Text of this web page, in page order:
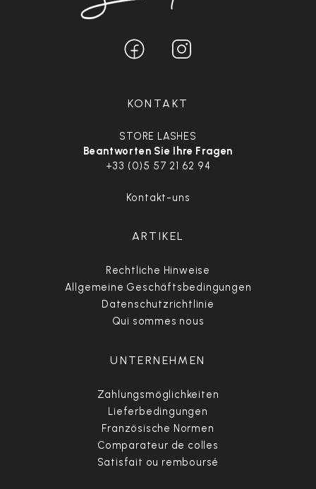
KONTAKT
STORE LASHES
Beantworten Sie Ihre Fragen
+33 (0)5 57 21 62 94
Kontakt-uns
ARTIKEL
Rechtliche Hinweise
Allgemeine Geschäftsbedingungen
Datenschutzrichtlinie
Qui sommes nous
UNTERNEHMEN
Zahlungsmöglichkeiten
Lieferbedingungen
Französische Normen
Comparateur de colles
Satisfait ou remboursé